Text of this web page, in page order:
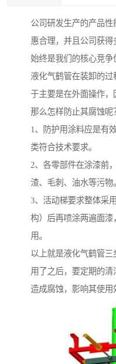
公司研发生产的产品
惠合理，并且公司获
始终是我们的核心竞争
液化气鹤管在装卸的
于主要是在外面操作，
那么怎样防止其腐蚀呢
1、防护用涂料应是有
类符合技术要求。
2、各零部件在涂漆前
渣、毛刺、油水等污物。
3、活动梯要求整体采
构）后再喷涂两遍面
用。
以上就是液化气鹤管
用了之后，要定期的
造成腐蚀，影响其使用